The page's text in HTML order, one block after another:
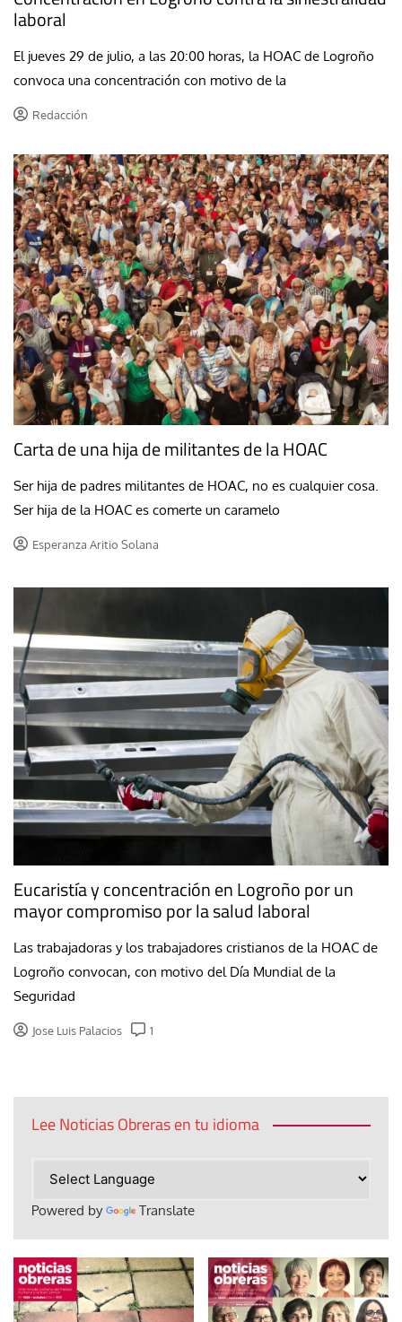
laboral
El jueves 29 de julio, a las 20:00 horas, la HOAC de Logroño
convoca una concentración con motivo de la
Redacción
Carta de una hija de militantes de la HOAC
Ser hija de padres militantes de HOAC, no es cualquier cosa.
Ser hija de la HOAC es comerte un caramelo
Esperanza Aritio Solana
Eucaristía y concentración en Logroño por un
mayor compromiso por la salud laboral
Las trabajadoras y los trabajadores cristianos de la HOAC de
Logroño convocan, con motivo del Día Mundial de la
Seguridad
Jose Luis Palacios 1
Lee Noticias Obreras en tu idioma
Powered by Translate